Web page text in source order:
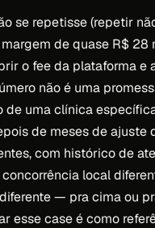
se repetisse (repetir
de quase R$ 28
o fee da plataforma e
não é uma
de uma clínica
de meses de ajuste
com histórico de
local
— pra cima ou
esse case é como